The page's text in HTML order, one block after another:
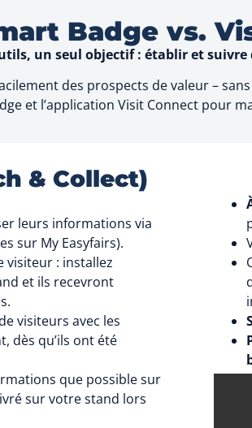
Badge vs.
un seul objectif : établir et suivre
des prospects de valeur –
et l’application Visit Connect pour
& Collect)
leurs informations via
sur My Easyfairs).
visiteur : installez
et ils recevront
visiteurs avec les
dès qu’ils ont été
que possible sur
sur votre stand lors